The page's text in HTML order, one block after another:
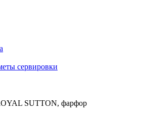
сервировки
SUTTON, фарфор